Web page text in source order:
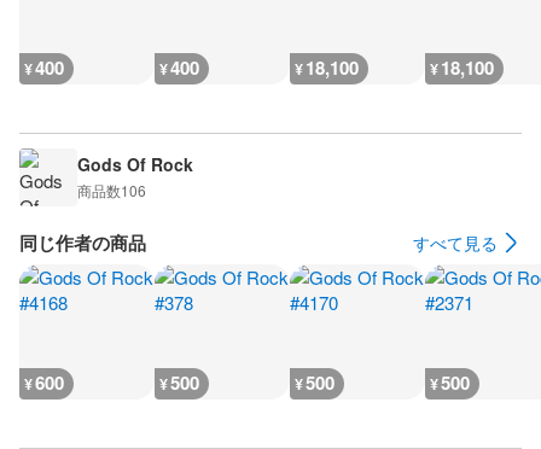
¥400 ¥400 ¥18,100 ¥18,100
Gods Of Rock
商品数106
同じ作者の商品 すべて見る
¥600 ¥500 ¥500 ¥500